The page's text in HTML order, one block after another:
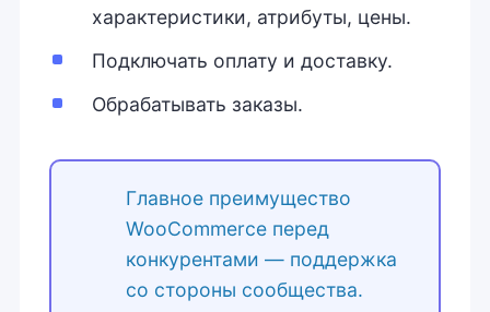
характеристики, атрибуты, цены.
Подключать оплату и доставку.
Обрабатывать заказы.
Главное преимущество
WooCommerce перед
конкурентами — поддержка
со стороны сообщества.